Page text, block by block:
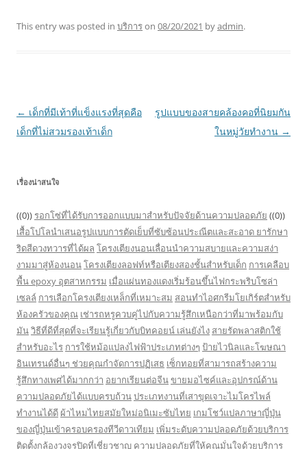
This entry was posted in บริการon 08/20/2021 byadmin.
Post
navigation
← เด็กที่มีเท้าที่แข็งแรงที่สุดคือ
เด็กที่ไม่สวมรองเท้าเด็ก
รูปแบบของสายคล้องคอที่นิยมกัน
ในหมู่วัยทำงาน →
เรื่องน่าสนใจ
((0)) รอกโซ่ที่ได้รับการออกแบบมาสำหรับปัจจัยด้านความปลอดภัย ((0))
เสื้อโปโลนำเสนอรูปแบบการตัดเย็บที่ซับซ้อนประณีตและสะอาด ยารักษา
ริดสีดวงทวารที่ได้ผล โครงเตียงนอนเลื่อนนำความสบายและความสง่า
งามมาสู่ห้องนอนโครงเตียงลอฟท์หรือเตียงสองชั้นสำหรับเด็ก การเคลือบ
พื้น epoxy อุตสาหกรรม เมื่อแผ่นทองแดงเริ่มร้อนขึ้นไฟกระพริบโซล่า
เซลล์ การเลือกโครงเตียงเหล็กที่เหมาะสม สอนทำไอศกรีมโยเกิร์ตสำหรับ
ห้องครัวของคุณ เช่ารถหรูควบคู่ไปกับความรู้สึกเหนือกว่าที่มาพร้อมกับ
มันวิธีที่ดีที่สุดที่จะเรียนรู้เกี่ยวกับบิทคอยน์ เล่นยังไง สายรัดพลาสติกใช้
สำหรับอะไร การใช้หม้อแปลงไฟฟ้าประเภทต่างๆ ป้ายไวนิลและโฆษณา
อินเทรนด์อื่นๆ ช่วยคุณกำจัดการปฏิเสธ เซ็กทอยที่สามารถสร้างความ
รู้สึกทางเพศได้มากกว่า อยากเรียนต่อจีนขายมอไซค์และอุปกรณ์ด้าน
ความปลอดภัยได้แบบครบถ้วนประเภทงานที่เสาขุดเจาะไมโครไพล์
ทำงานได้ดี ผ้าไหมไทยสมัยใหม่อนิเมะซับไทย เกมโชว์แปลภาษาญี่ปุ่น
ของญี่ปุ่นเข้าครอบครองทีวีดาวเทียม เพิ่มระดับความปลอดภัยด้วยบริการ
ติดตั้งกล้องวงจรปิดที่เชี่ยวชาญ ความปลอดภัยที่ให้คุณมั่นใจด้วยบริการ